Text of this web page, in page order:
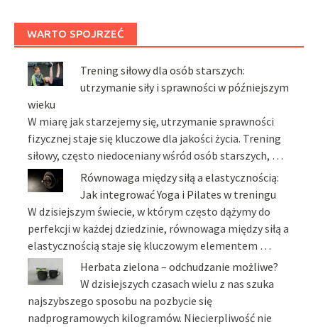
WARTO SPOJRZEĆ
Trening siłowy dla osób starszych:
utrzymanie siły i sprawności w późniejszym
wieku
W miarę jak starzejemy się, utrzymanie sprawności
fizycznej staje się kluczowe dla jakości życia. Trening
siłowy, często niedoceniany wśród osób starszych, …
Równowaga między siłą a elastycznością:
Jak integrować Yoga i Pilates w treningu
W dzisiejszym świecie, w którym często dążymy do
perfekcji w każdej dziedzinie, równowaga między siłą a
elastycznością staje się kluczowym elementem …
Herbata zielona – odchudzanie możliwe?
W dzisiejszych czasach wielu z nas szuka
najszybszego sposobu na pozbycie się
nadprogramowych kilogramów. Niecierpliwość nie